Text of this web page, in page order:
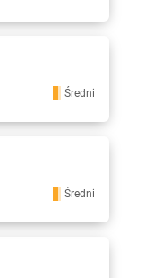
Średni
Średni